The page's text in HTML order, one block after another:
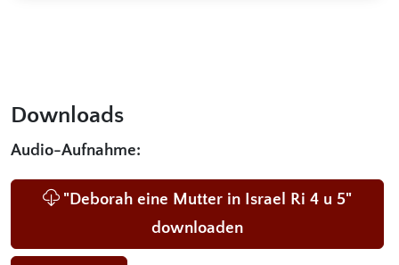
Downloads
Audio-Aufnahme:
"Deborah eine Mutter in Israel Ri 4 u 5"
downloaden